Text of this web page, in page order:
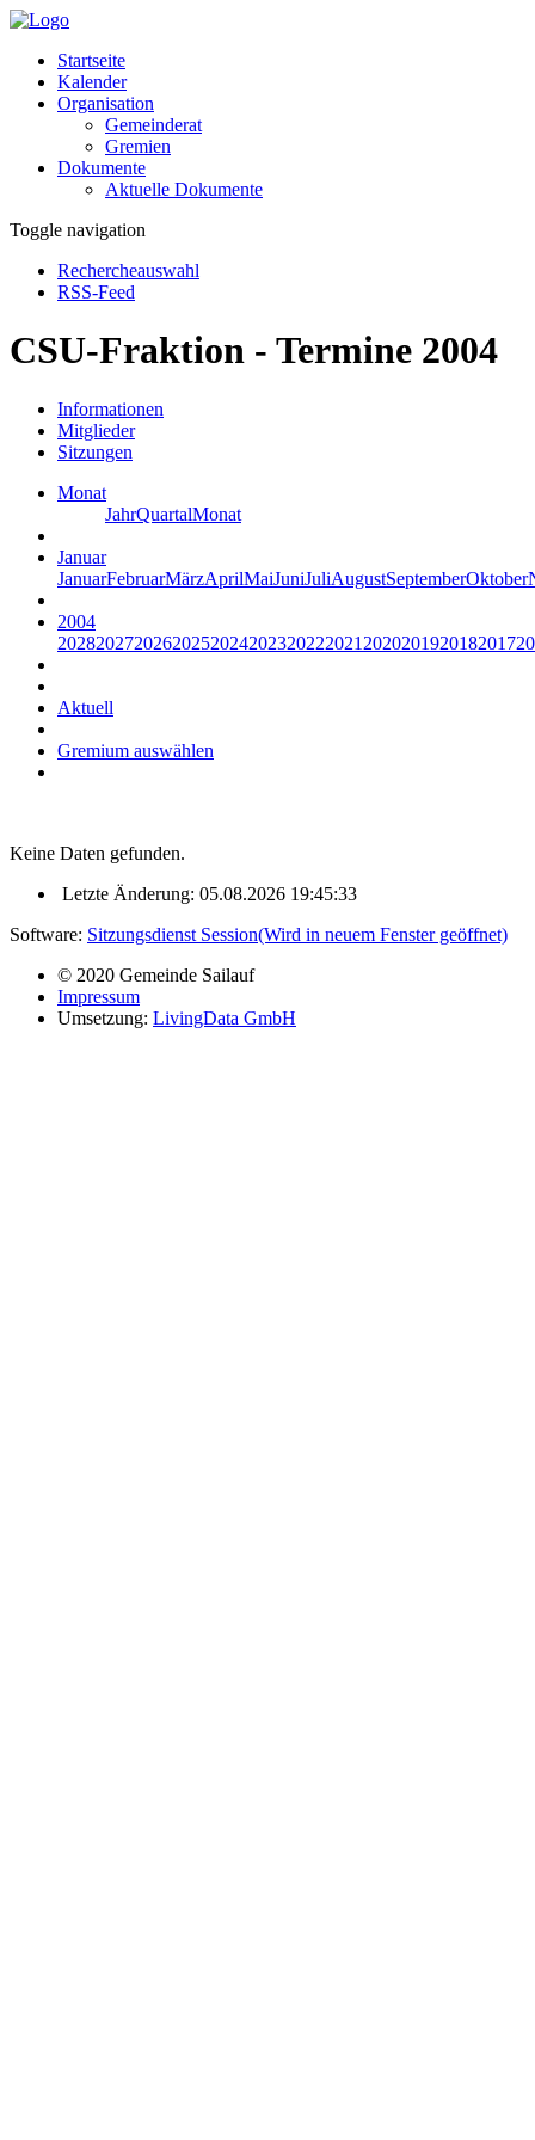
Startseite
Kalender
Organisation
Gemeinderat
Gremien
Dokumente
Aktuelle Dokumente
Toggle navigation
Rechercheauswahl
RSS-Feed
CSU-Fraktion - Termine 2004
Informationen
Mitglieder
Sitzungen
Monat
JahrQuartalMonat
Januar
JanuarFebruarMärzAprilMaiJuniJuliAugustSeptemberOktober
2004
20282027202620252024202320222021 2020201920182017
Aktuell
Gremium auswählen
Keine Daten gefunden.
Letzte Änderung: 05.08.2026 19:45:33
Software: Sitzungsdienst Session(Wird in neuem Fenster geöffnet)
© 2020 Gemeinde Sailauf
Impressum
Umsetzung: LivingData GmbH